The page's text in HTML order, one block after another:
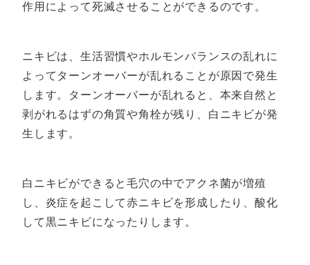
作用によって死滅させることができるのです。
ニキビは、生活習慣やホルモンバランスの乱れに
よってターンオーバーが乱れることが原因で発生
します。ターンオーバーが乱れると、本来自然と
剥がれるはずの角質や角栓が残り、白ニキビが発
生します。
白ニキビができると毛穴の中でアクネ菌が増殖
し、炎症を起こして赤ニキビを形成したり、酸化
して黒ニキビになったりします。